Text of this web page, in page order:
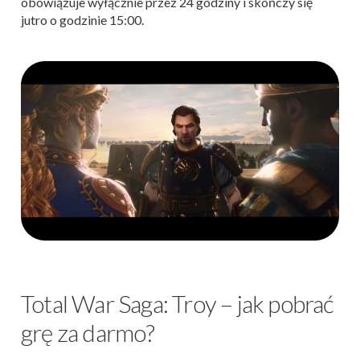
jutro o godzinie 15:00.
Total War Saga: Troy – jak pobrać
grę za darmo?